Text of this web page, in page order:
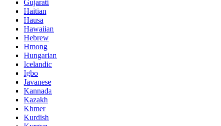
Gujarati
Haitian
Hausa
Hawaiian
Hebrew
Hmong
Hungarian
Icelandic
Igbo
Javanese
Kannada
Kazakh
Khmer
Kurdish